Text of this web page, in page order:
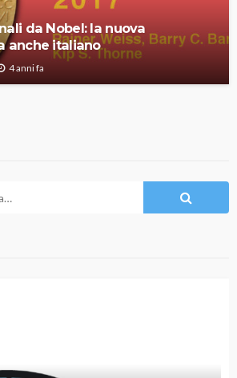
da Nobel: la nuova
anche italiano
4 anni fa